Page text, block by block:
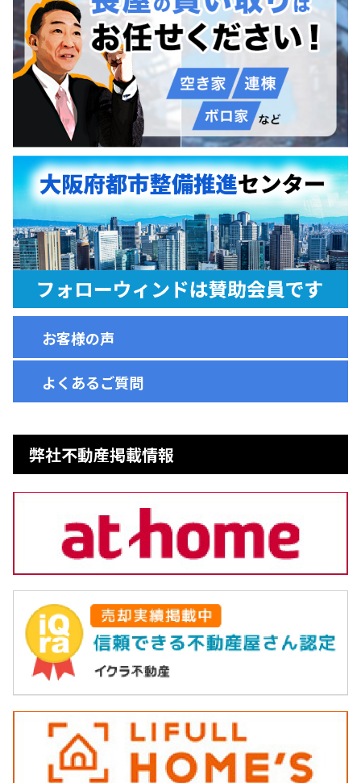
お客様の声
よくあるご質問
弊社不動産掲載情報